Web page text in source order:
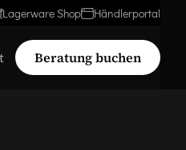
Lagerware Shop Händlerportal
Beratung buchen